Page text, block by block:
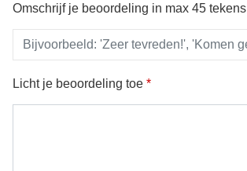
Omschrijf je beoordeling in max 45 tekens
Licht je beoordeling toe *